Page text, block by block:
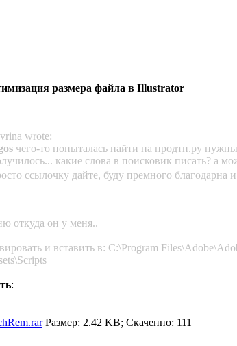
размера файла в Illustrator
wrote:
чего-то попыталась найти на продтп.ру
какие слова в поисковик писать? а
ссылочку дайте, буду премного благодарна
откуда он у меня..
и вставить в: C:\Program
:
Размер: 2.42 KB; Скаченно: 111